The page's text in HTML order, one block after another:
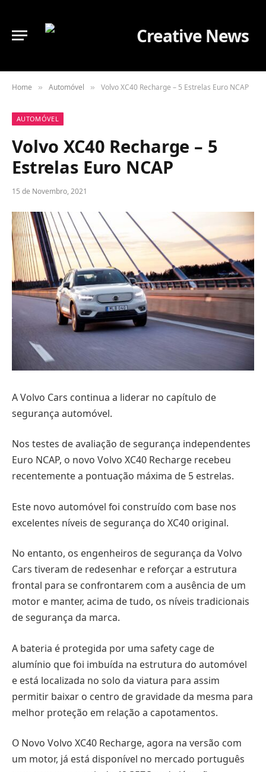
Home » Automóvel » Volvo XC40 Recharge – 5 Estrelas Euro NCAP
AUTOMÓVEL
Volvo XC40 Recharge – 5
Estrelas Euro NCAP
15 de Novembro, 2021
A Volvo Cars continua a liderar no capítulo de
segurança automóvel.
Nos testes de avaliação de segurança independentes
Euro NCAP, o novo Volvo XC40 Recharge recebeu
recentemente a pontuação máxima de 5 estrelas.
Este novo automóvel foi construído com base nos
excelentes níveis de segurança do XC40 original.
No entanto, os engenheiros de segurança da Volvo
Cars tiveram de redesenhar e reforçar a estrutura
frontal para se confrontarem com a ausência de um
motor e manter, acima de tudo, os níveis tradicionais
de segurança da marca.
A bateria é protegida por uma safety cage de
alumínio que foi imbuída na estrutura do automóvel
e está localizada no solo da viatura para assim
permitir baixar o centro de gravidade da mesma para
melhor proteção em relação a capotamentos.
O Novo Volvo XC40 Recharge, agora na versão com
um motor, já está disponível no mercado português